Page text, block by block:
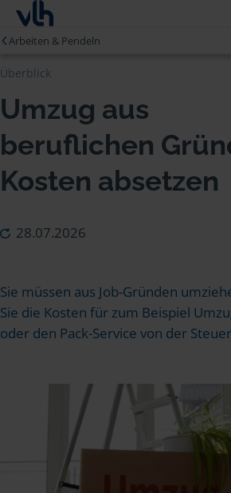
Arbeiten & Pendeln
Überblick
Umzug aus
beruflichen
Kosten absetzen
28.07.2026
Sie müssen aus Job-Gründen
Sie die Kosten für zum Beispiel
oder den Pack-Service von der